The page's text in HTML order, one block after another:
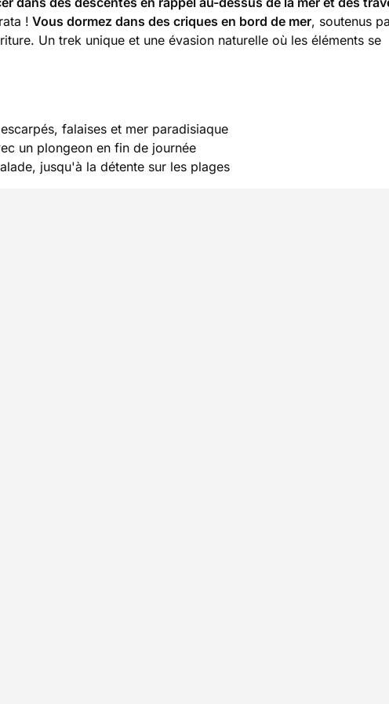
! Vous dormez dans des criques en bord de mer, soutenus
Un trek unique et une évasion naturelle où les éléments se
falaises et mer paradisiaque
un plongeon en fin de journée
jusqu'à la détente sur les plages